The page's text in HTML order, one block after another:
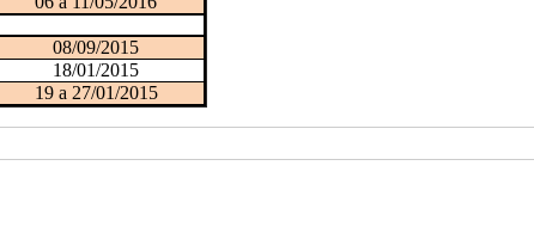
08/09/2015
18/01/2015
19 a 27/01/2015